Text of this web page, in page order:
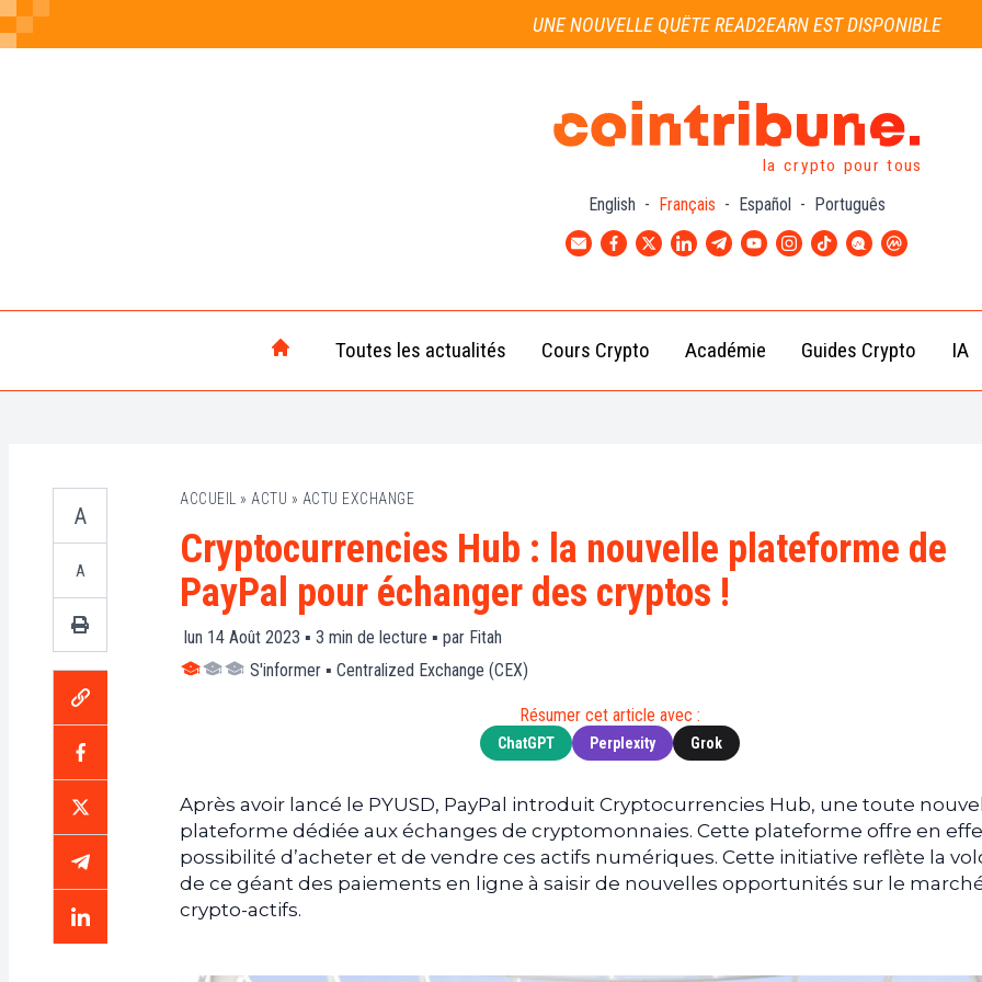
UNE NOUVELLE QUÊTE READ2EARN EST DISPONIBLE
la crypto pour tous
English - Français - Español - Português
Toutes les actualités
Crypto
Actu
Web3
Actu
Cours Crypto
(BTC)
XRP
(XRP)
Cardano
Académie
Débutant
Intermédiaire
Guides Crypto IA
A
A
ACCUEIL » ACTU » ACTU EXCHANGE
Cryptocurrencies Hub : la nouvelle plateforme de
PayPal pour échanger des cryptos !
lun 14 Août 2023 ▪ 3 min de lecture ▪ par Fitah
S'informer ▪ Centralized Exchange (CEX)
Résumer cet article avec :
ChatGPT Perplexity Grok
Après avoir lancé le PYUSD, PayPal introduit Cryptocurrencies Hub, une toute
plateforme dédiée aux échanges de cryptomonnaies. Cette plateforme offre en
possibilité d’acheter et de vendre ces actifs numériques. Cette initiative reflète la
de ce géant des paiements en ligne à saisir de nouvelles opportunités sur le
crypto-actifs.